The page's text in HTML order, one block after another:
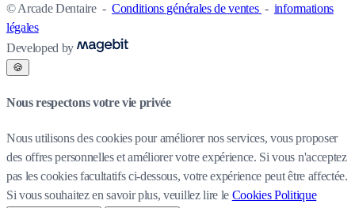
© Arcade Dentaire - Conditions générales de ventes - informations
légales
Developed by
🍪
Nous respectons votre vie privée
Nous utilisons des cookies pour améliorer nos services, vous proposer
des offres personnelles et améliorer votre expérience. Si vous n'acceptez
pas les cookies facultatifs ci-dessous, votre expérience peut être affectée.
Si vous souhaitez en savoir plus, veuillez lire le Cookies Politique